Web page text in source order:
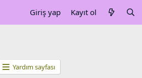
Giriş yap Kayıt ol
Yardım sayfası